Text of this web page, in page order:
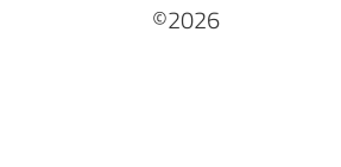
©2026